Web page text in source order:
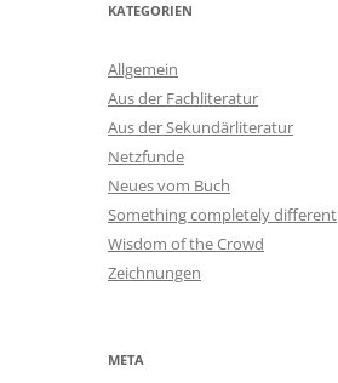
KATEGORIEN
Allgemein
Aus der Fachliteratur
Aus der Sekundärliteratur
Netzfunde
Neues vom Buch
Something completely different
Wisdom of the Crowd
Zeichnungen
META